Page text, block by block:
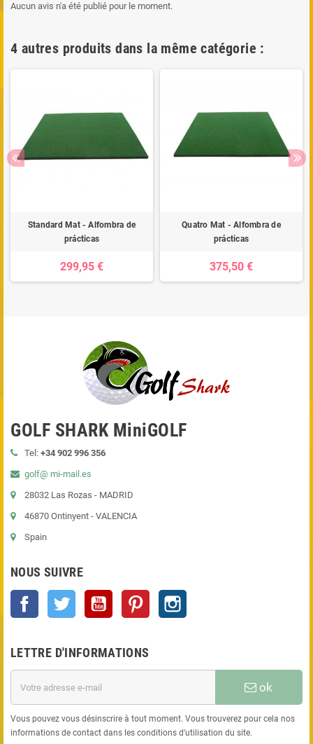
Aucun avis n'a été publié pour le moment.
4 autres produits dans la même catégorie :
Standard Mat - Alfombra de
prácticas
299,95 €
Quatro Mat - Alfombra de
prácticas
375,50 €
GOLF SHARK MiniGOLF
Tel: +34 902 996 356
golf@ mi-mail.es
28032 Las Rozas - MADRID
46870 Ontinyent - VALENCIA
Spain
NOUS SUIVRE
Facebook Twitter YouTube Pinterest
LETTRE D'INFORMATIONS
ok
Vous pouvez vous désinscrire à tout moment. Vous trouverez pour cela nos
informations de contact dans les conditions d'utilisation du site.